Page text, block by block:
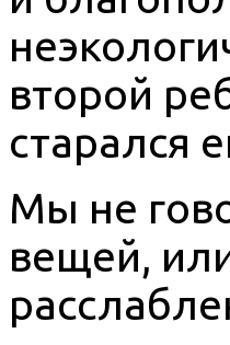
второй
старался
Мы не
вещей,